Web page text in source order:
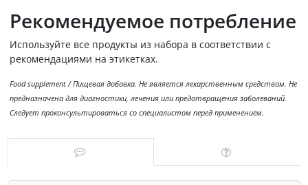
Рекомендуемое потребление
Используйте все продукты из набора в соответствии с
рекомендациями на этикетках.
Food supplement / Пищевая добавка. Не является лекарственным средством. Не
предназначена для диагностики, лечения или предотвращения заболеваний.
Следует проконсультироваться со специалистом перед применением.